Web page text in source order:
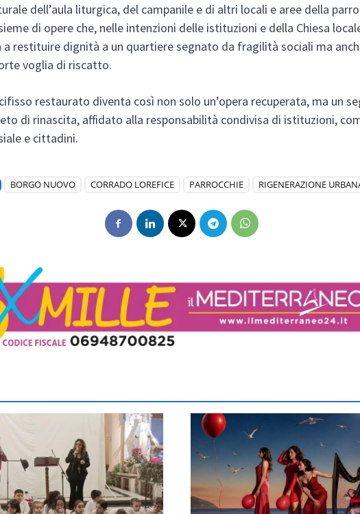
dell’aula liturgica, del campanile e di altri locali e aree della
di opere che, nelle intenzioni delle istituzioni e della Chiesa
a restituire dignità a un quartiere segnato da fragilità sociali ma
voglia di riscatto.
restaurato diventa così non solo un’opera recuperata, ma un
di rinascita, affidato alla responsabilità condivisa di istituzioni,
e cittadini.
BORGO NUOVO CORRADO LOREFICE PARROCCHIE RIGENERAZIONE